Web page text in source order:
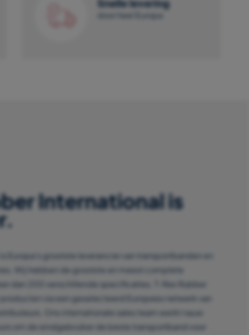
Snelle levering
door heel Europa
International is
Europa’s grootste leverancier van transportbanden en
Wij hebben de grootste en meest complete
dan 200 verschillende specificaties. T-Rex Rubber
via een geselecteerd Europees netwerk van
Ons internationale sales team werkt nauw
om de eindgebruiker de beste transportband voor